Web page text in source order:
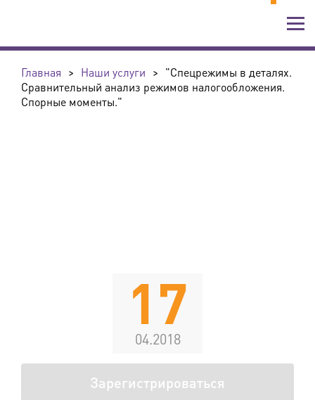
Главная > Наши услуги > "Спецрежимы в деталях.
Сравнительный анализ режимов налогообложения.
Спорные моменты."
17
04.2018
Зарегистрироваться